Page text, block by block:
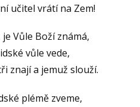
učitel vrátí na Zem!
Vůle Boží známá,
vůle vede,
znají a jemuž slouží.
plémě zveme,